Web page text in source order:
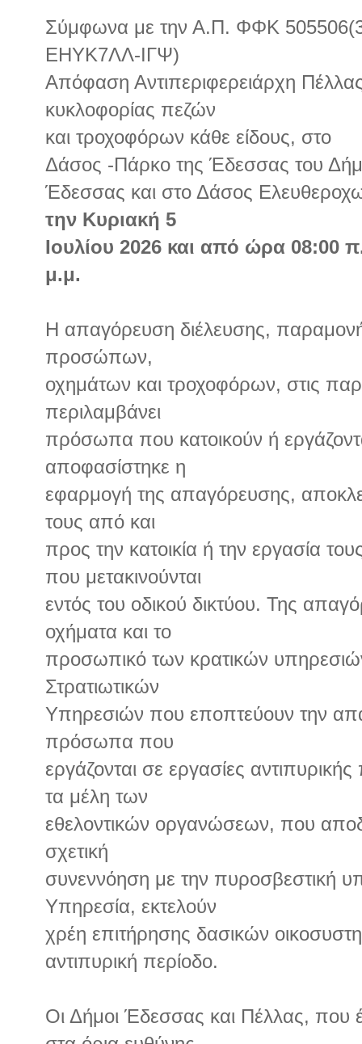
Σύμφωνα με την Α.Π. ΦΦΚ
ΕΗΥΚ7ΛΛ-ΙΓΨ)
Απόφαση Αντιπεριφερειάρχη
κυκλοφορίας πεζών
και τροχοφόρων κάθε είδους, στο
Δάσος -Πάρκο της Έδεσσας του
Έδεσσας και στο Δάσος
την Κυριακή 5
Ιουλίου 2026 και από ώρα 08:00
μ.μ.
Η απαγόρευση διέλευσης,
προσώπων,
οχημάτων και τροχοφόρων, στις
περιλαμβάνει
πρόσωπα που κατοικούν ή
αποφασίστηκε η
εφαρμογή της απαγόρευσης,
τους από και
προς την κατοικία ή την εργασία
που μετακινούνται
εντός του οδικού δικτύου. Της
οχήματα και το
προσωπικό των κρατικών
Στρατιωτικών
Υπηρεσιών που εποπτεύουν την
πρόσωπα που
εργάζονται σε εργασίες
τα μέλη των
εθελοντικών οργανώσεων, που
σχετική
συνεννόηση με την πυροσβεστική
Υπηρεσία, εκτελούν
χρέη επιτήρησης δασικών
αντιπυρική περίοδο.
Οι Δήμοι Έδεσσας και Πέλλας,